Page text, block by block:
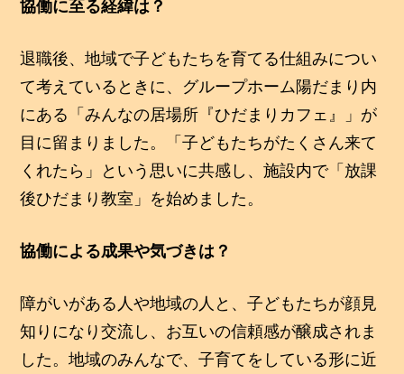
協働に至る経緯は？
退職後、地域で子どもたちを育てる仕組みについ
て考えているときに、グループホーム陽だまり内
にある「みんなの居場所『ひだまりカフェ』」が
目に留まりました。「子どもたちがたくさん来て
くれたら」という思いに共感し、施設内で「放課
後ひだまり教室」を始めました。
協働による成果や気づきは？
障がいがある人や地域の人と、子どもたちが顔見
知りになり交流し、お互いの信頼感が醸成されま
した。地域のみんなで、子育てをしている形に近